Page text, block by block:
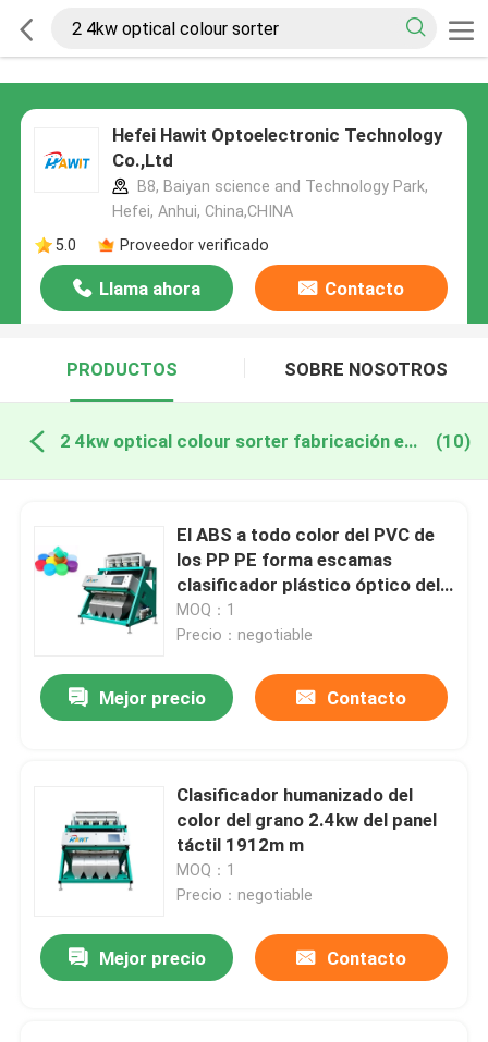
Hefei Hawit Optoelectronic Technology
Co.,Ltd
B8, Baiyan science and Technology Park,
Hefei, Anhui, China,CHINA
5.0
Proveedor verificado
Llama ahora Contacto
PRODUCTOS SOBRE NOSOTROS
2 4kw optical colour sorter fabricación en línea (10)
El ABS a todo color del PVC de
los PP PE forma escamas
clasificador plástico óptico del
color 2.4kw de 1912m m
MOQ：1
Precio：negotiable
Mejor precio Contacto
Clasificador humanizado del
color del grano 2.4kw del panel
táctil 1912m m
MOQ：1
Precio：negotiable
Mejor precio Contacto